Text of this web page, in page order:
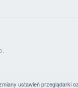
ustawień przeglądarki